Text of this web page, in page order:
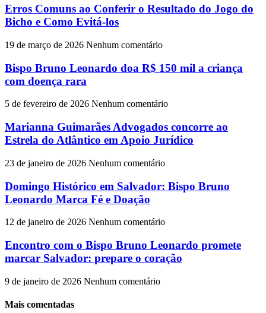
Erros Comuns ao Conferir o Resultado do Jogo do
Bicho e Como Evitá-los
19 de março de 2026 Nenhum comentário
Bispo Bruno Leonardo doa R$ 150 mil a criança
com doença rara
5 de fevereiro de 2026 Nenhum comentário
Marianna Guimarães Advogados concorre ao
Estrela do Atlântico em Apoio Jurídico
23 de janeiro de 2026 Nenhum comentário
Domingo Histórico em Salvador: Bispo Bruno
Leonardo Marca Fé e Doação
12 de janeiro de 2026 Nenhum comentário
Encontro com o Bispo Bruno Leonardo promete
marcar Salvador: prepare o coração
9 de janeiro de 2026 Nenhum comentário
Mais comentadas